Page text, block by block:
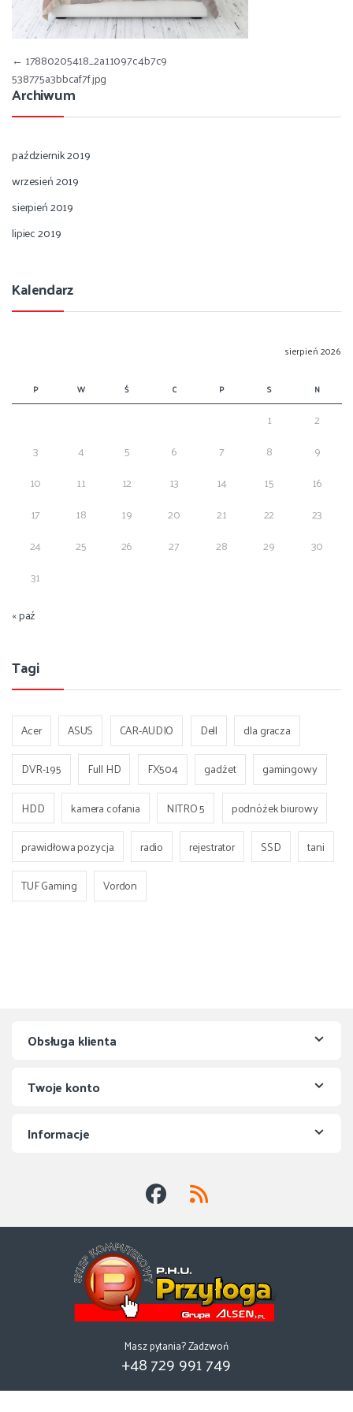
Nawigacja wpisu
← 17880205418_2a11097c4b7c9
538775a3bbcaf7f.jpg
Archiwum
październik 2019
wrzesień 2019
sierpień 2019
lipiec 2019
Kalendarz
sierpień 2026
P W Ś C P S N
1
2
3
4 5 6 7 8
9
10
11 12 13 14 15
16
17
18 19 20 21 22
23
24
25 26 27 28 29
30
31
« paź
Tagi
Acer ASUS CAR-AUDIO Dell
dla gracza
DVR-195
Full HD FX504 gadżet
gamingowy
HDD
kamera cofania NITRO 5
podnóżek biurowy
prawidłowa pozycja
radio rejestrator SSD
tani
TUF Gaming
Vordon
Obsługa klienta
Twoje konto
Informacje
Masz pytania? Zadzwoń
+48 729 991 749